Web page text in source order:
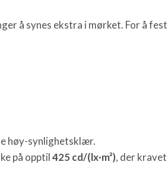
å synes ekstra i mørket. For å
høy-synlighetsklær.
på opptil425 cd/(lx·m²), der